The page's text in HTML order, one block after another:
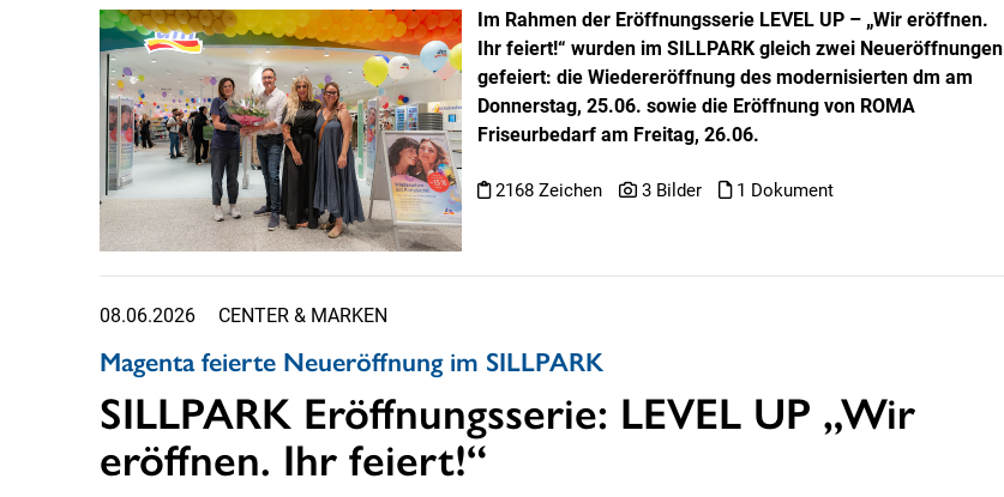
Im Rahmen der Eröffnungsserie LEVEL UP – „Wir eröffnen.
Ihr feiert!“ wurden im SILLPARK gleich zwei Neueröffnungen
gefeiert: die Wiedereröffnung des modernisierten dm am
Donnerstag, 25.06. sowie die Eröffnung von ROMA
Friseurbedarf am Freitag, 26.06.
2168 Zeichen 3 Bilder 1 Dokument
08.06.2026 CENTER & MARKEN
Magenta feierte Neueröffnung im SILLPARK
SILLPARK Eröffnungsserie: LEVEL UP „Wir
eröffnen. Ihr feiert!“